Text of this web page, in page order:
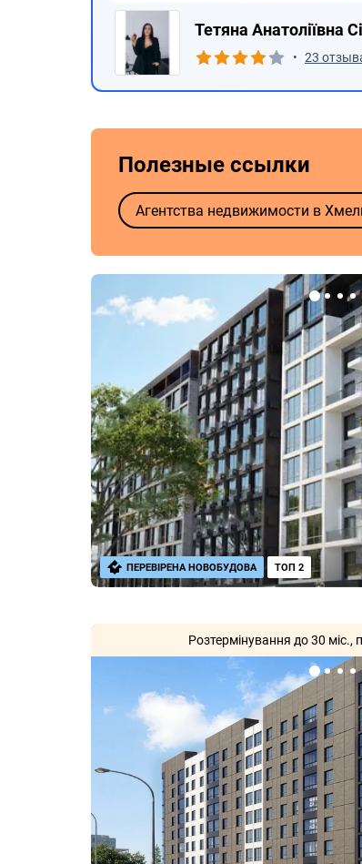
Тетяна Анатоліївна
• 23
Полезные ссылки
Агентства недвижимости в
ПЕРЕВІРЕНА НОВОБУДОВА ТОП 2
Розтермінування до 30 міс.,